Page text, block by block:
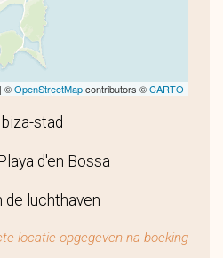
| ©OpenStreetMapcontributors ©CARTO
stad
d'en Bossa
de luchthaven
locatie opgegeven na boeking